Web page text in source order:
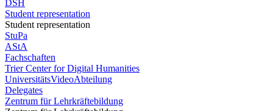
DSH
Student representation
Student representation
StuPa
AStA
Fachschaften
Trier Center for Digital Humanities
UniversitätsVideoAbteilung
Delegates
Zentrum für Lehrkräftebildung